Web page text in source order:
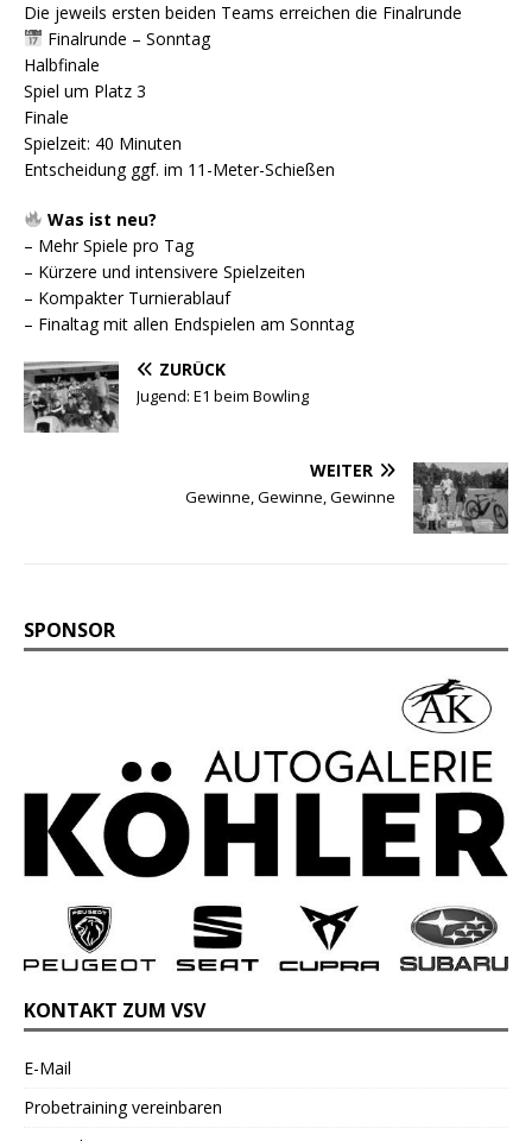
Die jeweils ersten beiden Teams erreichen die Finalrunde
Finalrunde – Sonntag
Halbfinale
Spiel um Platz 3
Finale
Spielzeit: 40 Minuten
Entscheidung ggf. im 11-Meter-Schießen
Was ist neu?
– Mehr Spiele pro Tag
– Kürzere und intensivere Spielzeiten
– Kompakter Turnierablauf
– Finaltag mit allen Endspielen am Sonntag
ZURÜCK
Jugend: E1 beim Bowling
WEITER
Gewinne, Gewinne, Gewinne
SPONSOR
KONTAKT ZUM VSV
E-Mail
Probetraining vereinbaren